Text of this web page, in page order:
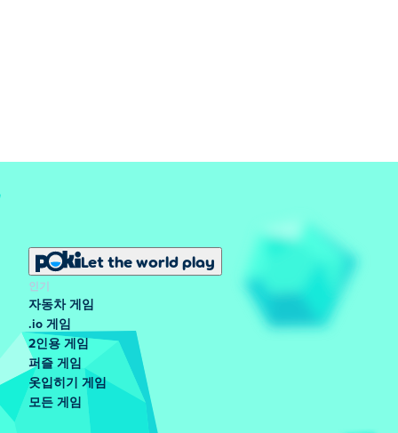
Let the world play
인기
자동차 게임
.io 게임
2인용 게임
퍼즐 게임
옷입히기 게임
모든 게임